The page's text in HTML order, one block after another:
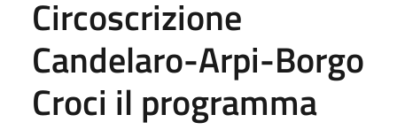
Circoscrizione
Candelaro-Arpi-Borgo
Croci il programma